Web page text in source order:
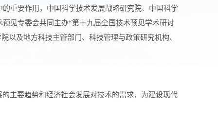
重要作用，中国科学技术发展战略研究院、中国科学
见专委会共同主办“第十九届全国技术预见学术研讨
以及地方科技主管部门、科技管理与政策研究机构、
主要趋势和经济社会发展对技术的需求，为建设现代